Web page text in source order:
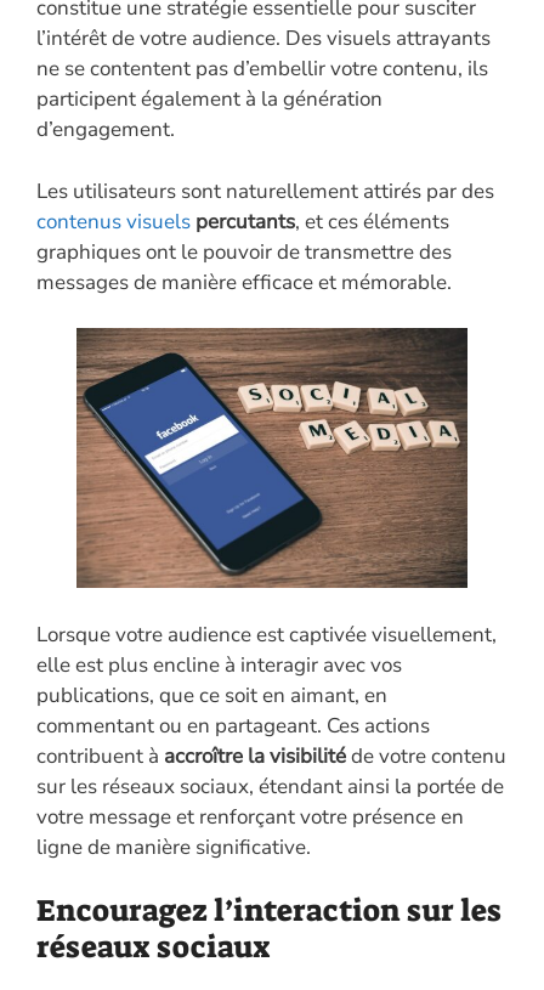
constitue une stratégie essentielle pour susciter
l’intérêt de votre audience. Des visuels attrayants
ne se contentent pas d’embellir votre contenu, ils
participent également à la génération
d’engagement.
Les utilisateurs sont naturellement attirés par des
contenus visuels percutants, et ces éléments
graphiques ont le pouvoir de transmettre des
messages de manière efficace et mémorable.
Lorsque votre audience est captivée visuellement,
elle est plus encline à interagir avec vos
publications, que ce soit en aimant, en
commentant ou en partageant. Ces actions
contribuent à accroître la visibilitéde votre contenu
sur les réseaux sociaux, étendant ainsi la portée de
votre message et renforçant votre présence en
ligne de manière significative.
Encouragez l’interaction sur les
réseaux sociaux